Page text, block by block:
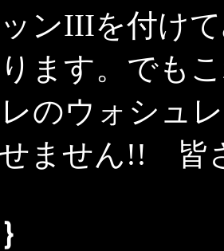
ンIIIを付けて
ます。でも
のウォシュ
ません!! 皆